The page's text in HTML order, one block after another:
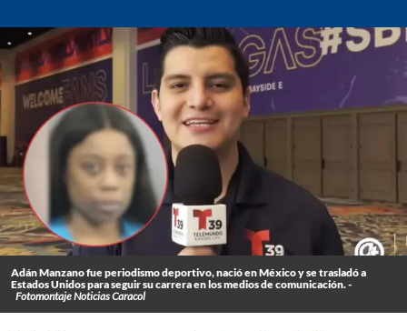
Adán Manzano fue periodismo deportivo, nació en México y se trasladó a
Estados Unidos para seguir su carrera en los medios de comunicación. -
Fotomontaje Noticias Caracol